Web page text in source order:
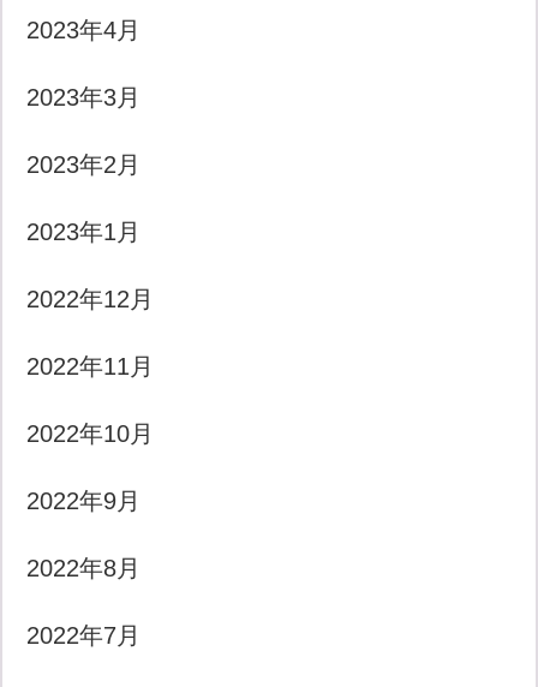
2023年4月
2023年3月
2023年2月
2023年1月
2022年12月
2022年11月
2022年10月
2022年9月
2022年8月
2022年7月